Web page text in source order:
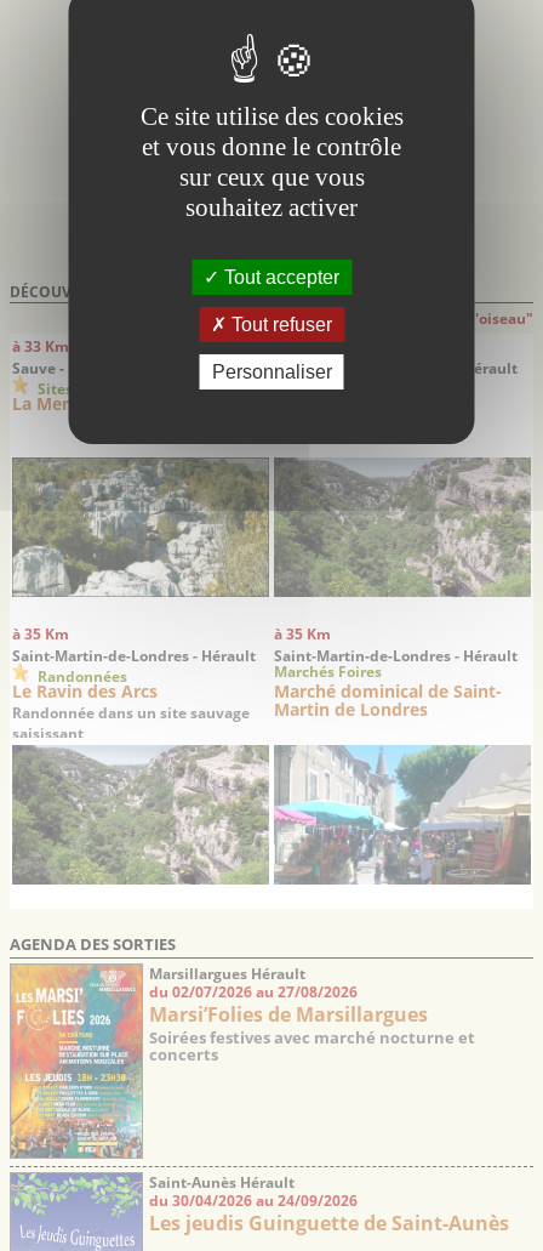
DÉCOUVRIR À PROXIMITÉ DELUNEL
Attention: distances indiquées à "Vol d'oiseau"
à 33 Km
Sauve - Gard
Sites remarquables
La Mer de Rochers
à 35 Km
Saint-Martin-de-Londres - Hérault
Sites remarquables
à 35 Km
Saint-Martin-de-Londres - Hérault
Randonnées
Le Ravin des Arcs
Randonnée dans un site sauvage
saisissant
à 35 Km
Saint-Martin-de-Londres - Hérault
Marchés Foires
Marché dominical de Saint-
Martin de Londres
AGENDA DES SORTIES
Marsillargues Hérault
du 02/07/2026 au 27/08/2026
Marsi’Folies de Marsillargues
Soirées festives avec marché nocturne et
concerts
Saint-Aunès Hérault
du 30/04/2026 au 24/09/2026
Les jeudis Guinguette de Saint-Aunès
Ce site utilise des cookies
et vous donne le contrôle
sur ceux que vous
souhaitez activer
Tout accepter
Tout refuser
Personnaliser